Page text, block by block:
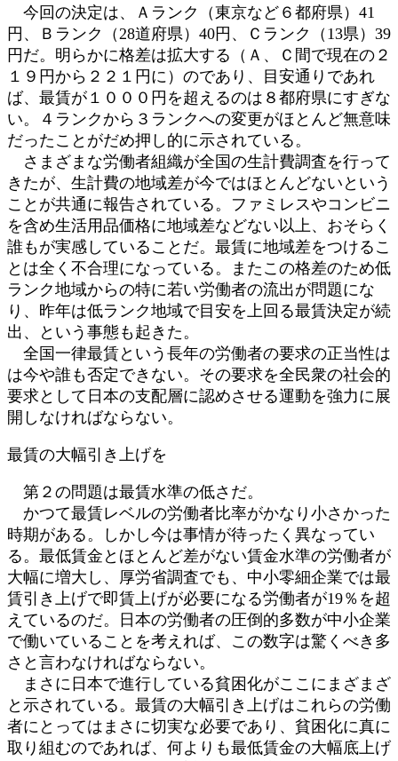
今回の決定は、Ａランク（東京など６都府県）41
円、Ｂランク（28道府県）40円、Ｃランク（13県）39
円だ。明らかに格差は拡大する（Ａ、Ｃ間で現在の２
１９円から２２１円に）のであり、目安通りであれ
ば、最賃が１０００円を超えるのは８都府県にすぎな
い。４ランクから３ランクへの変更がほとんど無意味
だったことがだめ押し的に示されている。
さまざまな労働者組織が全国の生計費調査を行って
きたが、生計費の地域差が今ではほとんどないという
ことが共通に報告されている。ファミレスやコンビニ
を含め生活用品価格に地域差などない以上、おそらく
誰もが実感していることだ。最賃に地域差をつけるこ
とは全く不合理になっている。またこの格差のため低
ランク地域からの特に若い労働者の流出が問題にな
り、昨年は低ランク地域で目安を上回る最賃決定が続
出、という事態も起きた。
全国一律最賃という長年の労働者の要求の正当性は
は今や誰も否定できない。その要求を全民衆の社会的
要求として日本の支配層に認めさせる運動を強力に展
開しなければならない。
最賃の大幅引き上げを
第２の問題は最賃水準の低さだ。
かつて最賃レベルの労働者比率がかなり小さかった
時期がある。しかし今は事情が待ったく異なってい
る。最低賃金とほとんど差がない賃金水準の労働者が
大幅に増大し、厚労省調査でも、中小零細企業では最
賃引き上げで即賃上げが必要になる労働者が19％を超
えているのだ。日本の労働者の圧倒的多数が中小企業
で働いていることを考えれば、この数字は驚くべき多
さと言わなければならない。
まさに日本で進行している貧困化がここにまざまざ
と示されている。最賃の大幅引き上げはこれらの労働
者にとってはまさに切実な必要であり、貧困化に真に
取り組むのであれば、何よりも最低賃金の大幅底上げ